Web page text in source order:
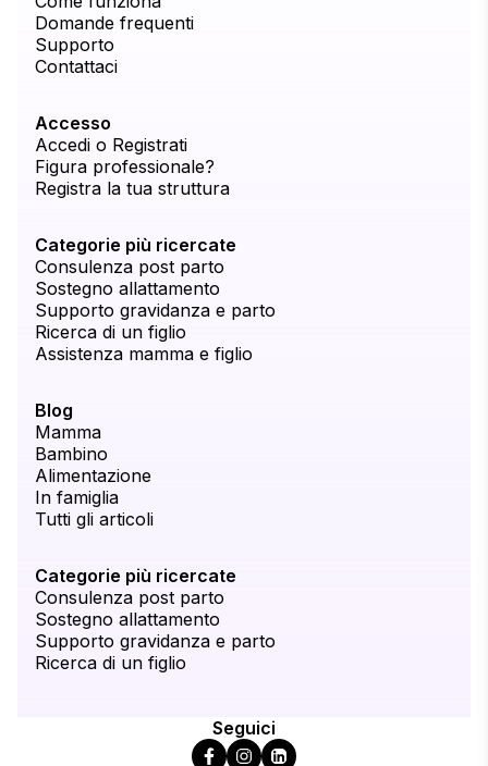
Domande frequenti
Supporto
Contattaci
Accesso
Accedi o Registrati
Figura professionale?
Registra la tua struttura
Categorie più ricercate
Consulenza post parto
Sostegno allattamento
Supporto gravidanza e parto
Ricerca di un figlio
Assistenza mamma e figlio
Blog
Mamma
Bambino
Alimentazione
In famiglia
Tutti gli articoli
Categorie più ricercate
Consulenza post parto
Sostegno allattamento
Supporto gravidanza e parto
Ricerca di un figlio
Seguici